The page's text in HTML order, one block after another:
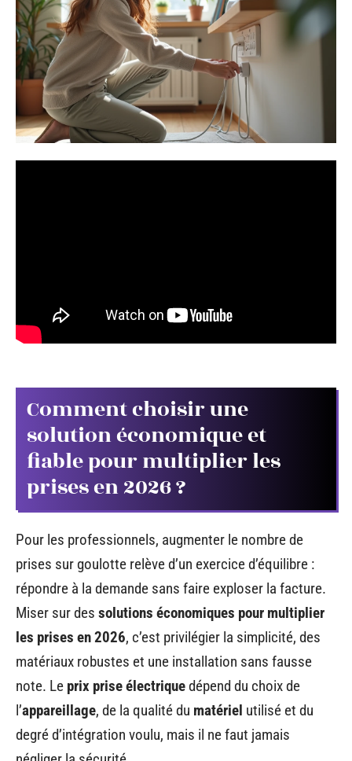
Comment choisir une
solution économique et
fiable pour multiplier les
prises en 2026 ?
Pour les professionnels, augmenter le nombre de
prises sur goulotte relève d’un exercice d’équilibre :
répondre à la demande sans faire exploser la facture.
Miser sur des solutions économiques pour multiplier
les prises en 2026, c’est privilégier la simplicité, des
matériaux robustes et une installation sans fausse
note. Le prix prise électriquedépend du choix de
l’appareillage, de la qualité du matériel utilisé et du
degré d’intégration voulu, mais il ne faut jamais